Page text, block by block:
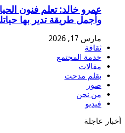
عمرو خالد: تعلم فنون
وأجمل طريقة تدير بها
مارس 17, 2026
ثقافة
خدمة المجتمع
مقالات
بقلم مدحت
صور
من نحن
فيديو
أخبار عاجلة